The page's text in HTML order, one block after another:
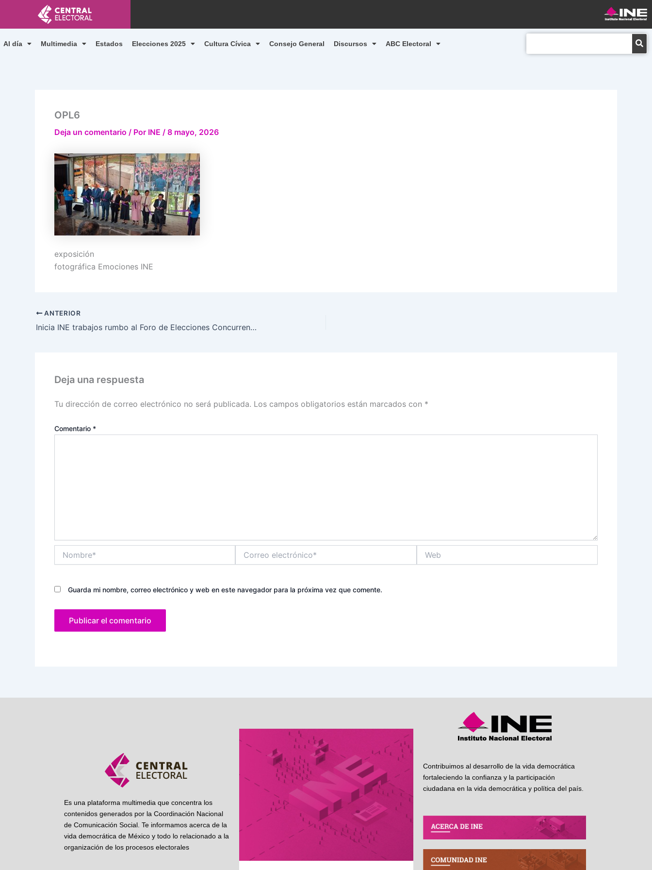
contenido
Al día Multimedia Estados Elecciones 2025 Cultura Cívica Consejo General Discursos ABC Electoral
OPL6
Deja un comentario / Por INE / 8 mayo, 2026
exposición
fotográfica Emociones INE
ANTERIOR
Inicia INE trabajos rumbo al Foro de Elecciones Concurrentes 2027
Deja una respuesta
Tu dirección de correo electrónico no será publicada. Los campos obligatorios están marcados con *
Comentario *
electrónico*
Guarda mi nombre, correo electrónico y web en este navegador para la próxima vez que comente.
Es una plataforma multimedia que concentra los
contenidos generados por la Coordinación Nacional
de Comunicación Social. Te informamos acerca de la
vida democrática de México y todo lo relacionado a la
organización de los procesos electorales
Contribuimos al desarrollo de la vida democrática
fortaleciendo la confianza y la participación
ciudadana en la vida democrática y política del país.